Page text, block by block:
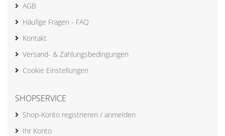
AGB
Häufige Fragen - FAQ
Kontakt
Versand- & Zahlungsbedingungen
Cookie Einstellungen
SHOPSERVICE
Shop-Konto registrieren / anmelden
Ihr Konto